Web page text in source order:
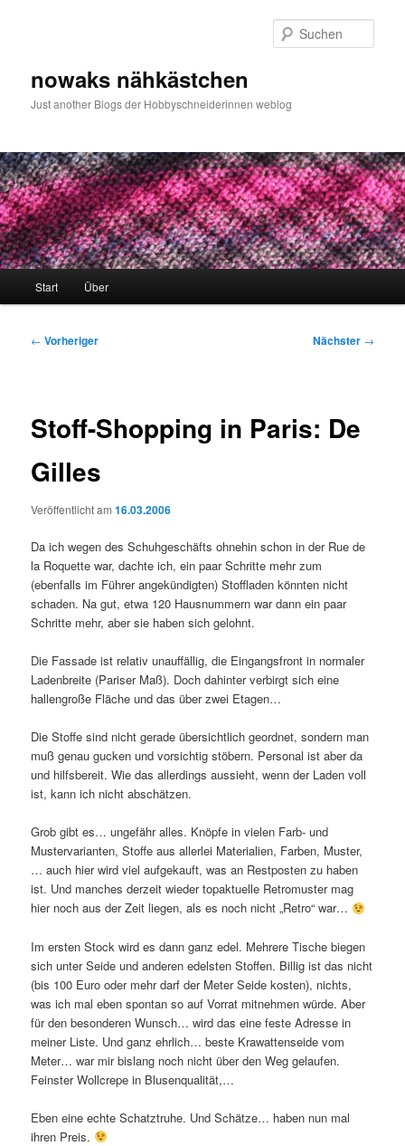
nowaks nähkästchen
Just another Blogs der Hobbyschneiderinnen weblog
Start Über
Beitragsnavigation
← Vorheriger Nächster →
Stoff-Shopping in Paris: De
Gilles
Veröffentlicht am16.03.2006
Da ich wegen des Schuhgeschäfts ohnehin schon in der Rue de
la Roquette war, dachte ich, ein paar Schritte mehr zum
(ebenfalls im Führer angekündigten) Stoffladen könnten nicht
schaden. Na gut, etwa 120 Hausnummern war dann ein paar
Schritte mehr, aber sie haben sich gelohnt.
Die Fassade ist relativ unauffällig, die Eingangsfront in normaler
Ladenbreite (Pariser Maß). Doch dahinter verbirgt sich eine
hallengroße Fläche und das über zwei Etagen…
Die Stoffe sind nicht gerade übersichtlich geordnet, sondern man
muß genau gucken und vorsichtig stöbern. Personal ist aber da
und hilfsbereit. Wie das allerdings aussieht, wenn der Laden voll
ist, kann ich nicht abschätzen.
Grob gibt es… ungefähr alles. Knöpfe in vielen Farb- und
Mustervarianten, Stoffe aus allerlei Materialien, Farben, Muster,
… auch hier wird viel aufgekauft, was an Restposten zu haben
ist. Und manches derzeit wieder topaktuelle Retromuster mag
hier noch aus der Zeit liegen, als es noch nicht „Retro“ war…
Im ersten Stock wird es dann ganz edel. Mehrere Tische biegen
sich unter Seide und anderen edelsten Stoffen. Billig ist das nicht
(bis 100 Euro oder mehr darf der Meter Seide kosten), nichts,
was ich mal eben spontan so auf Vorrat mitnehmen würde. Aber
für den besonderen Wunsch… wird das eine feste Adresse in
meiner Liste. Und ganz ehrlich… beste Krawattenseide vom
Meter… war mir bislang noch nicht über den Weg gelaufen.
Feinster Wollcrepe in Blusenqualität,…
Eben eine echte Schatztruhe. Und Schätze… haben nun mal
ihren Preis.